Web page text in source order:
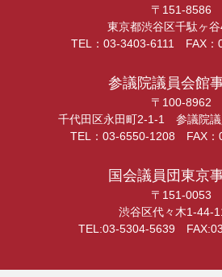
〒151-8586
東京都渋谷区千駄ヶ
TEL：03-3403-6111 FAX：
参議院議員会館
〒100-8962
千代田区永田町2-1-1 参議院議
TEL：03-6550-1208 FAX：
国会議員団東京
〒151-0053
渋谷区代々木1-44-
TEL:03-5304-5639